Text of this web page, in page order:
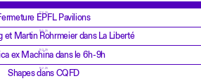
17.6.25
EPFL Pavilions
19.5.25
et Martin Rohrmeier dans La Liberté
10.2.25
ex Machina dans le 6h-9h
10.2.25
Shapes dans CQFD